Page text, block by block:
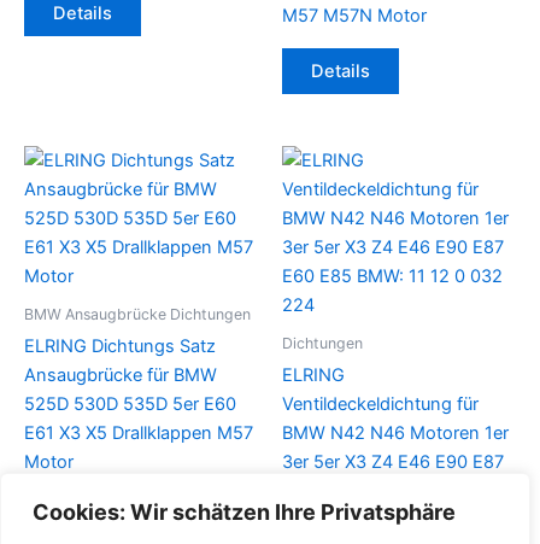
Cookies: Wir schätzen Ihre Privatsphäre
Details
M57 M57N Motor
Details
BMW Ansaugbrücke Dichtungen
ELRING Dichtungs Satz
Ansaugbrücke für BMW
525D 530D 535D 5er E60
E61 X3 X5 Drallklappen M57
Motor
Details
Dichtungen
ELRING
Ventildeckeldichtung für
BMW N42 N46 Motoren 1er
3er 5er X3 Z4 E46 E90 E87
224